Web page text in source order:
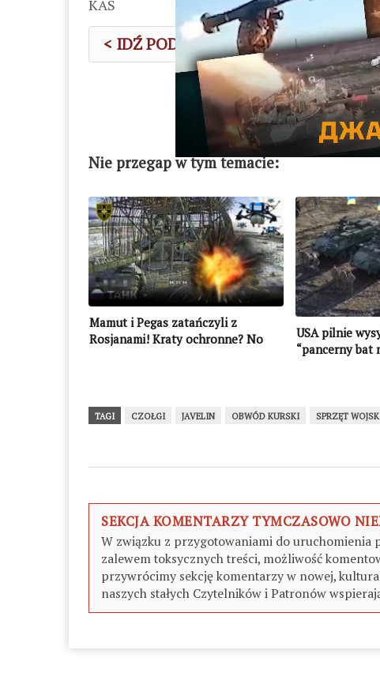
KAS
< IDŹ POD PRĄD
Ważne?
Nie przegap w tym temacie:
Mamut i Pegas zatańczyli z
Rosjanami! Kraty ochronne? No
USA pilnie
“pancerny bat
TAGI CZOŁGI JAVELIN OBWÓD KURSKI SPRZĘT
SEKCJA KOMENTARZY TYMCZASOWO
W związku z przygotowaniami do
zalewem toksycznych treści, możliwość
przywrócimy sekcję komentarzy w nowej,
naszych stałych Czytelników i Patronów